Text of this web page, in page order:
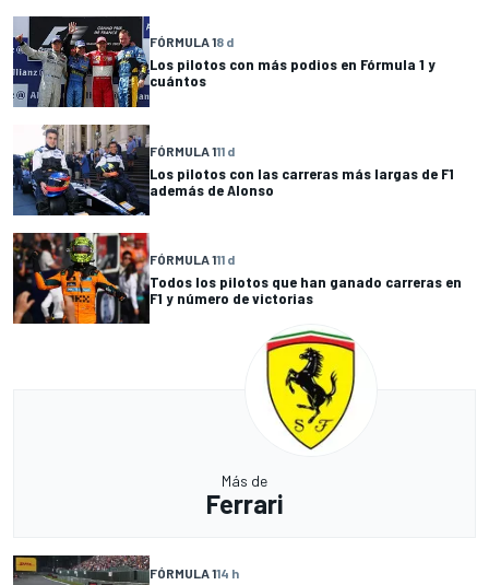
FÓRMULA 18 d
Los pilotos con más podios en Fórmula 1 y
cuántos
FÓRMULA 111 d
Los pilotos con las carreras más largas de F1
además de Alonso
FÓRMULA 111 d
Todos los pilotos que han ganado carreras en
F1 y número de victorias
Más de
Ferrari
FÓRMULA 114 h